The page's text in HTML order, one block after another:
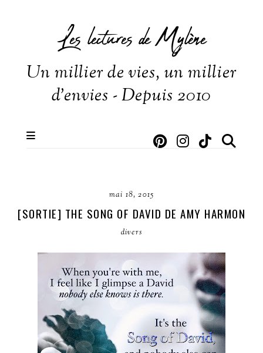
Les lectures de Mylène
Un millier de vies, un millier
d'envies - Depuis 2010
mai 18, 2015
[SORTIE] THE SONG OF DAVID DE AMY HARMON
divers